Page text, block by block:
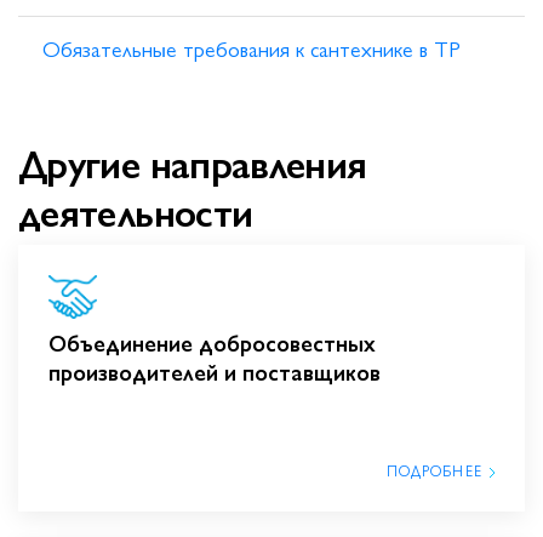
Обязательные требования к сантехнике в ТР
Другие направления
деятельности
Объединение добросовестных
производителей и поставщиков
ПОДРОБНЕЕ